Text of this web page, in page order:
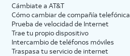
Cámbiate a AT&T
Cómo cambiar de compañía telefónica
Prueba de velocidad de Internet
Trae tu propio dispositivo
Intercambio de teléfonos móviles
Traspasa tu servicio de internet